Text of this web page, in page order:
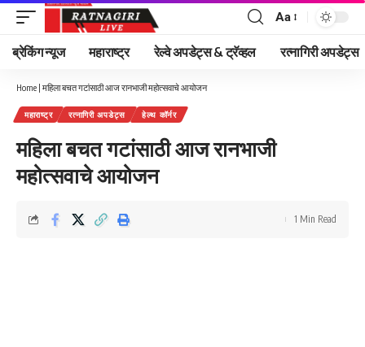
Font
Resizer
Aa
ब्रेकिंग न्यूज महाराष्ट्र रेल्वे अपडेट्स & ट्रॅव्हल रत्नागिरी अपडेट्स
Home | महिला बचत गटांसाठी आज रानभाजी महोत्सवाचे आयोजन
महाराष्ट्र रत्नागिरी अपडेट्स हेल्थ कॉर्नर
महिला बचत गटांसाठी आज रानभाजी
महोत्सवाचे आयोजन
1 Min Read